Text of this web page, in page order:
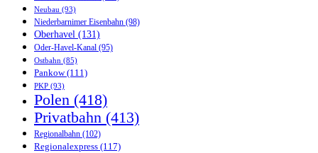
Neubau (93)
Niederbarnimer Eisenbahn (98)
Oberhavel (131)
Oder-Havel-Kanal (95)
Ostbahn (85)
Pankow(111)
PKP (93)
Polen (418)
Privatbahn (413)
Regionalbahn (102)
Regionalexpress (117)